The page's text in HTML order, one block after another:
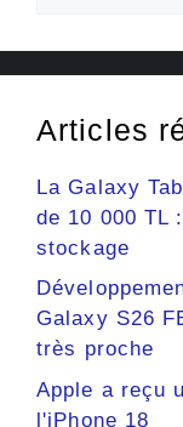
Articles
La Galaxy
de 10 000 TL
stockage
Galaxy S26
très proche
Apple a reçu
l'iPhone 18